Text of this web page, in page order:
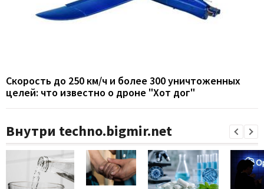
Скорость до 250 км/ч и более 300 уничтоженных
целей: что известно о дроне "Хот дог"
Внутри techno.bigmir.net